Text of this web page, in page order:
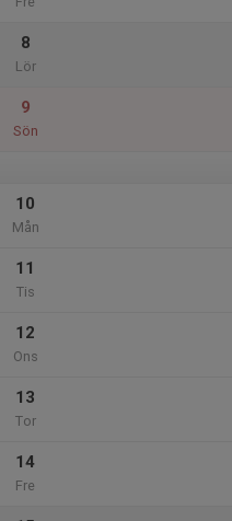
8
Lör
9
Sön
10
Mån
11
Tis
12
Ons
13
Tor
14
Fre